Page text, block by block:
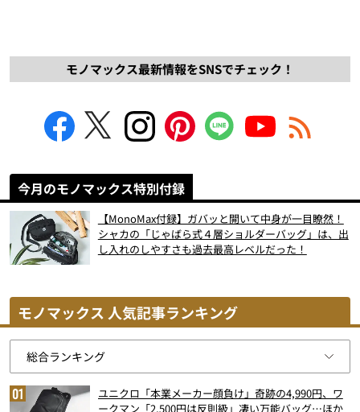
モノマックス最新情報をSNSでチェック！
今月のモノマックス特別付録
【MonoMax付録】ガバッと開いて中身が一目瞭然！
シャカの「じゃばら式４層ショルダーバッグ」は、出
し入れのしやすさも過去最高レベルだった！
モノマックス 人気記事ランキング
ユニクロ「本業メーカー顔負け」奇跡の4,990円、ワ
ークマン「2,500円は反則級」凄い万能バッグ…ほか